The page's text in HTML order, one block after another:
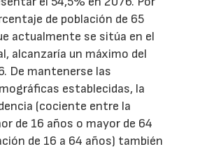
de población de 65
actualmente se sitúa en el
alcanzaría un máximo del
De mantenerse las
establecidas, la
(cociente entre la
de 16 años o mayor de 64
de 16 a 64 años) también